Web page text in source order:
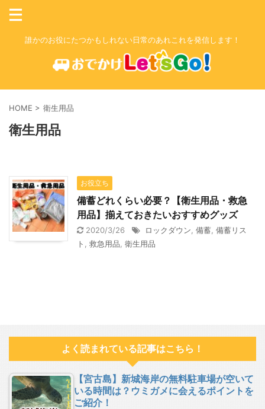
誰かのお役にたつかもしれない日常のあれこれを発信します！
HOME > 衛生用品
衛生用品
お役立ち
備蓄どれくらい必要？【衛生用品・救急
用品】揃えておきたいおすすめグッズ
2020/3/26 ロックダウン 備蓄 備蓄リス
ト
救急用品 衛生用品
よく読まれている記事はこちら！
【宮古島】新城海岸の無料駐車場が空いて
いる時間は？ウミガメに会えるポイントを
ご紹介！